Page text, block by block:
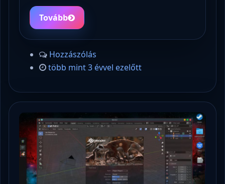
Tovább
Hozzászólás
több mint 3 évvel ezelőtt